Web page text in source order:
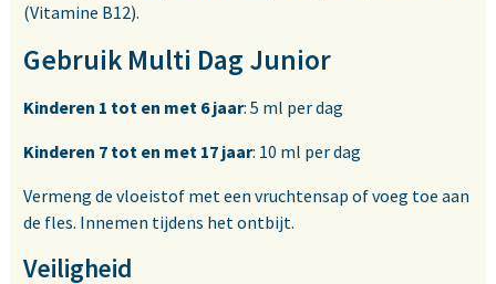
(Vitamine B12).
Gebruik Multi Dag Junior
Kinderen 1 tot en met 6 jaar: 5 ml per dag
Kinderen 7 tot en met 17 jaar: 10 ml per dag
Vermeng de vloeistof met een vruchtensap of voeg toe aan
de fles. Innemen tijdens het ontbijt.
Veiligheid